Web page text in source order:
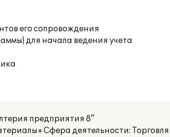
его сопровождения
для начала ведения учета
предприятия 8"
Сфера деятельности: